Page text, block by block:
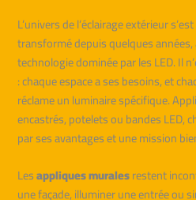
L’univers de l’éclairage extérieur
transformé depuis quelques
technologie dominée par les LED. Il
: chaque espace a ses besoins, et
réclame un luminaire spécifique.
encastrés, potelets ou bandes LED,
par ses avantages et une mission
Lesappliques muralesrestent
une façade, illuminer une entrée ou